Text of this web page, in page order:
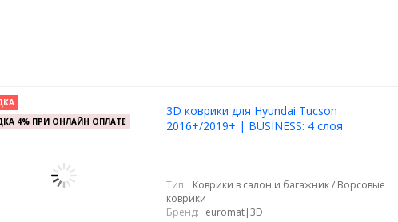
4% ПРИ ОНЛАЙН ОПЛАТЕ
3D коврики для Hyundai Tucson
2016+/2019+ | BUSINESS: 4 слоя
Тип: Коврики в салон и багажник / Ворсовые
коврики
Бренд: euromat|3D